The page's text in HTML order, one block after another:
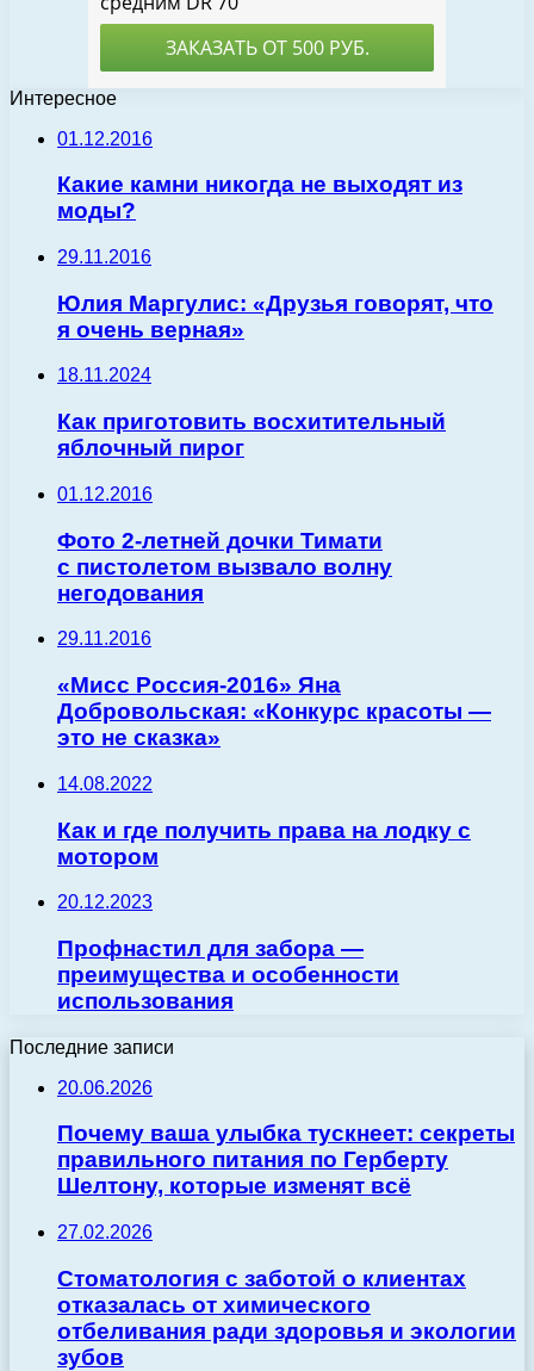
Интересное
01.12.2016
Какие камни никогда не выходят из
моды?
29.11.2016
Юлия Маргулис: «Друзья говорят, что
я очень верная»
18.11.2024
Как приготовить восхитительный
яблочный пирог
01.12.2016
Фото 2-летней дочки Тимати
с пистолетом вызвало волну
негодования
29.11.2016
«Мисс Россия-2016» Яна
Добровольская: «Конкурс красоты —
это не сказка»
14.08.2022
Как и где получить права на лодку с
мотором
20.12.2023
Профнастил для забора —
преимущества и особенности
использования
Последние записи
20.06.2026
Почему ваша улыбка тускнеет: секреты
правильного питания по Герберту
Шелтону, которые изменят всё
27.02.2026
Стоматология с заботой о клиентах
отказалась от химического
отбеливания ради здоровья и экологии
зубов